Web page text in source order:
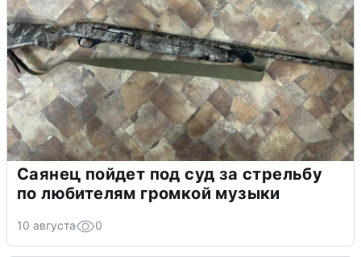
Саянец пойдет под суд за стрельбу
по любителям громкой музыки
10 августа 0